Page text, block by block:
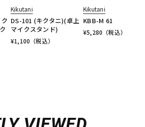
Kikutani
DS-101 (キクタニ)(卓上
マイクスタンド)
¥1,100 （税込）
Kikutani
KBB-M 61
¥5,280 （税込）